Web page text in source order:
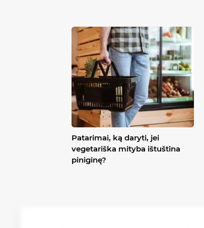
Patarimai, ką daryti, jei
vegetariška mityba ištuština
piniginę?